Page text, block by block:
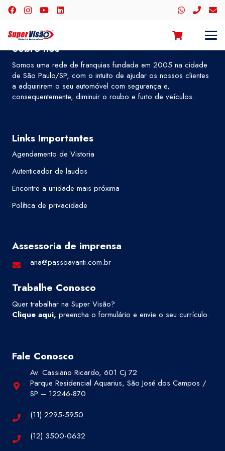
Sobre nós
Somos uma rede de franquias fundada em 2005 na cidade
de São Paulo/SP, com o intuito de ajudar os nossos clientes
a adquirirem o seu automóvel com segurança e,
consequentemente, diminuir o roubo e furto de veículos.
Links Importantes
Agendamento de Vistoria
Autenticador de laudos
Encontre a unidade mais próxima
Política de privacidade
Assessoria de imprensa
ana@passoavanti.com.br
Trabalhe Conosco
Quer trabalhar na Super Visão?
Clique aqui, preencha o formulário e envie o seu currículo.
Fale Conosco
Av. Cassiano Ricardo, 601 Cj 72
Parque Residencial Aquarius, São José dos Campos /
SP – 12246-870
(11) 2295-5950
(12) 3500-0632